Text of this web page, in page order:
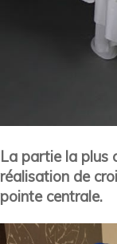
La partie la plus
réalisation de
pointe centrale.